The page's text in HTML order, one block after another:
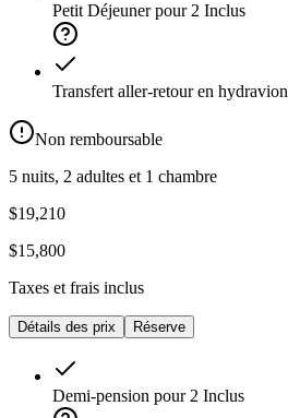
Petit Déjeuner pour 2 Inclus
Transfert aller-retour en hydravion
Non remboursable
5 nuits, 2 adultes et 1 chambre
$19,210
$15,800
Taxes et frais inclus
Détails des prix Réserve
Demi-pension pour 2 Inclus